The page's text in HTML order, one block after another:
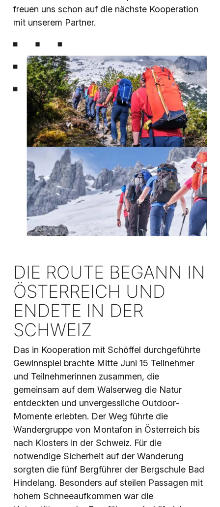
freuen uns schon auf die nächste Kooperation
mit unserem Partner.
DIE ROUTE BEGANN IN
ÖSTERREICH UND
ENDETE IN DER
SCHWEIZ
Das in Kooperation mit Schöffel durchgeführte
Gewinnspiel brachte Mitte Juni 15 Teilnehmer
und Teilnehmerinnen zusammen, die
gemeinsam auf dem Walserweg die Natur
entdeckten und unvergessliche Outdoor-
Momente erlebten. Der Weg führte die
Wandergruppe von Montafon in Österreich bis
nach Klosters in der Schweiz. Für die
notwendige Sicherheit auf der Wanderung
sorgten die fünf Bergführer der Bergschule Bad
Hindelang. Besonders auf steilen Passagen mit
hohem Schneeaufkommen war die